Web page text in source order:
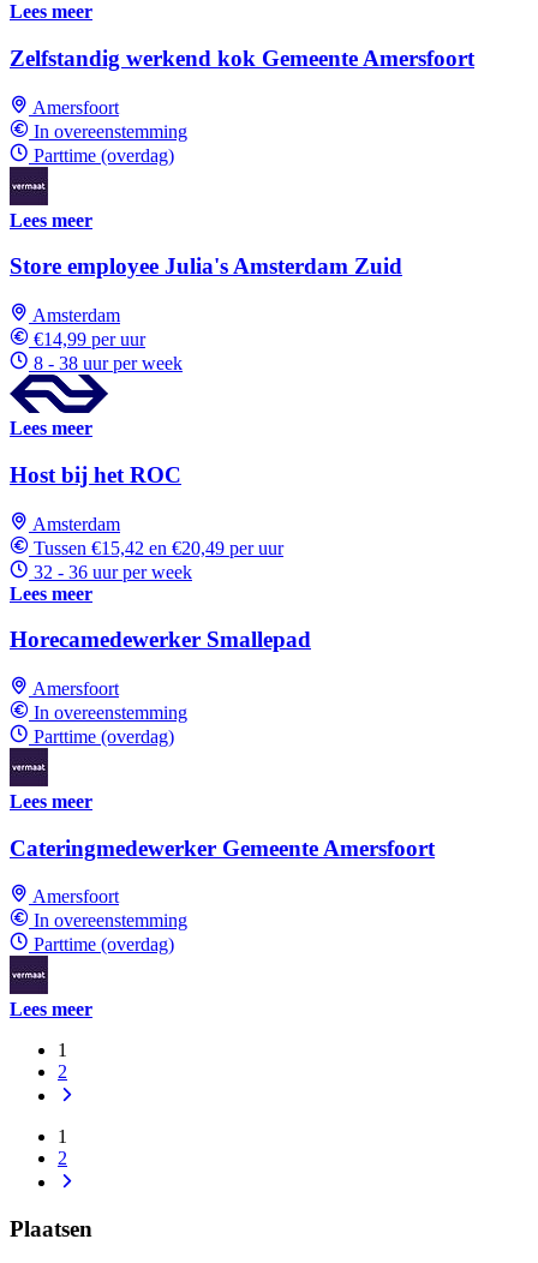
Lees meer
Zelfstandig werkend kok Gemeente Amersfoort
Amersfoort
In overeenstemming
Parttime (overdag)
Lees meer
Store employee Julia's Amsterdam Zuid
Amsterdam
€14,99 per uur
8 - 38 uur per week
Lees meer
Host bij het ROC
Amsterdam
Tussen €15,42 en €20,49 per uur
32 - 36 uur per week
Lees meer
Horecamedewerker Smallepad
Amersfoort
In overeenstemming
Parttime (overdag)
Lees meer
Cateringmedewerker Gemeente Amersfoort
Amersfoort
In overeenstemming
Parttime (overdag)
Lees meer
1
2
1
2
Plaatsen